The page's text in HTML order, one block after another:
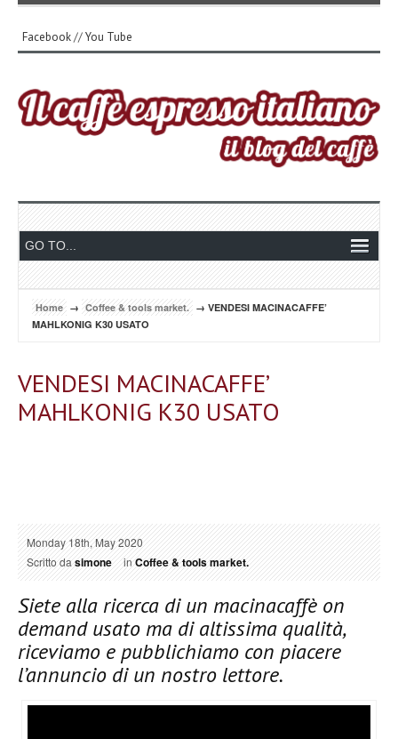
Facebook//You Tube
Home → Coffee & tools market. → VENDESI MACINACAFFE’
MAHLKONIG K30 USATO
VENDESI MACINACAFFE’
MAHLKONIG K30 USATO
Monday 18th, May 2020
Scritto dasimone inCoffee & tools market.
Siete alla ricerca di un macinacaffè on
demand usato ma di altissima qualità,
riceviamo e pubblichiamo con piacere
l’annuncio di un nostro lettore.